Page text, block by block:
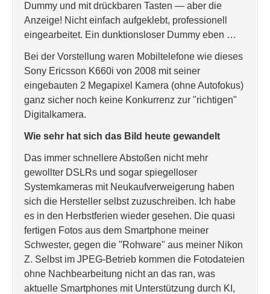
Dummy und mit drückbaren Tasten — aber die
Anzeige! Nicht einfach aufgeklebt, professionell
eingearbeitet. Ein dunktionsloser Dummy eben …
Bei der Vorstellung waren Mobiltelefone wie dieses
Sony Ericsson K660i von 2008 mit seiner
eingebauten 2 Megapixel Kamera (ohne Autofokus)
ganz sicher noch keine Konkurrenz zur "richtigen"
Digitalkamera.
Wie sehr hat sich das Bild heute gewandelt
Das immer schnellere Abstoßen nicht mehr
gewollter DSLRs und sogar spiegelloser
Systemkameras mit Neukaufverweigerung haben
sich die Hersteller selbst zuzuschreiben. Ich habe
es in den Herbstferien wieder gesehen. Die quasi
fertigen Fotos aus dem Smartphone meiner
Schwester, gegen die "Rohware" aus meiner Nikon
Z. Selbst im JPEG-Betrieb kommen die Fotodateien
ohne Nachbearbeitung nicht an das ran, was
aktuelle Smartphones mit Unterstützung durch KI,